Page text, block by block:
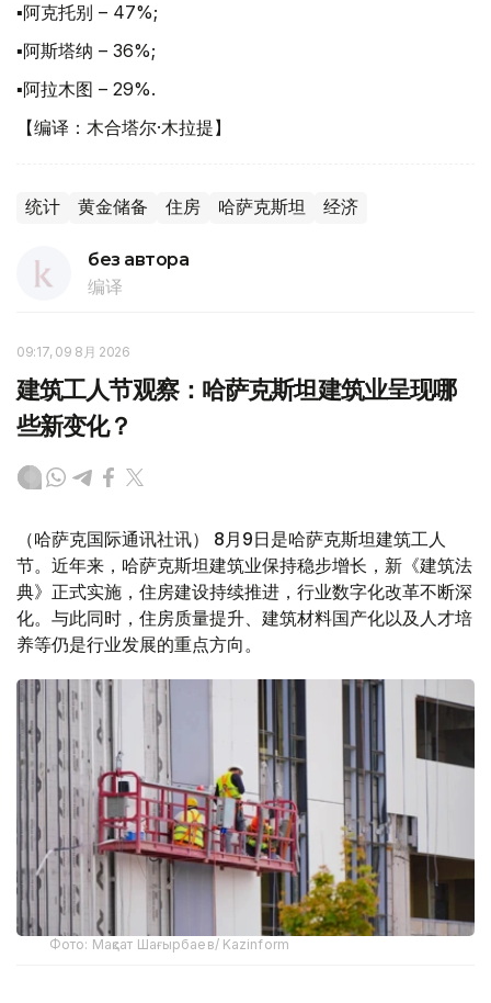
▪阿克托别 – 47%;
▪阿斯塔纳 – 36%;
▪阿拉木图 – 29%.
【编译：木合塔尔·木拉提】
统计 黄金储备 住房 哈萨克斯坦 经济
без автора
编译
09:17, 09 8月 2026
建筑工人节观察：哈萨克斯坦建筑业呈现哪
些新变化？
（哈萨克国际通讯社讯） 8月9日是哈萨克斯坦建筑工人
节。近年来，哈萨克斯坦建筑业保持稳步增长，新《建筑法
典》正式实施，住房建设持续推进，行业数字化改革不断深
化。与此同时，住房质量提升、建筑材料国产化以及人才培
养等仍是行业发展的重点方向。
Фото: Мақсат Шағырбаев/ Kazinform